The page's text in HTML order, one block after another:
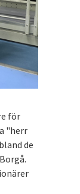
för
"herr
de